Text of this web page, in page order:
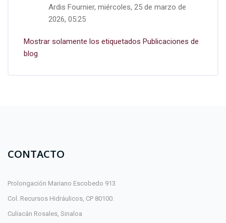
Ardis Fournier, miércoles, 25 de marzo de
2026, 05:25
Mostrar solamente los etiquetados Publicaciones de
blog
CONTACTO
Prolongación Mariano Escobedo 913
Col. Recursos Hidráulicos, CP 80100.
Culiacán Rosales, Sinaloa